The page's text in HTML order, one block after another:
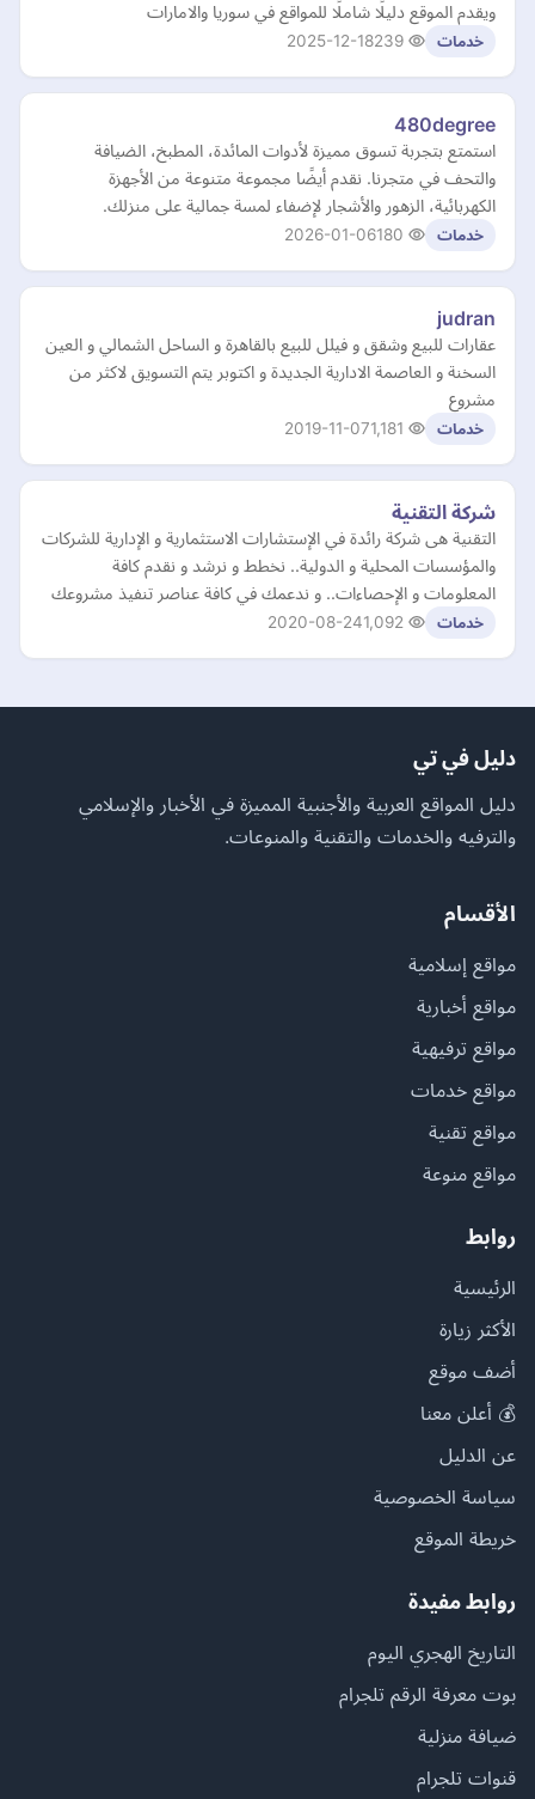
ويقدم الموقع دليلًا شاملًا للمواقع في سوريا والامارات
خدمات 2025-12-18
480degree
استمتع بتجربة تسوق مميزة لأدوات المائدة، المطبخ، الضيافة
والتحف في متجرنا. نقدم أيضًا مجموعة متنوعة من الأجهزة
الكهربائية، الزهور والأشجار لإضفاء لمسة جمالية على منزلك.
خدمات 2026-01-06
judran
عقارات للبيع وشقق و فيلل للبيع بالقاهرة و الساحل الشمالي و العين
السخنة و العاصمة الادارية الجديدة و اكتوبر يتم التسويق لاكثر من
مشروع
خدمات 2019-11-07
شركة التقنية
التقنية هى شركة رائدة في الإستشارات الاستثمارية و الإدارية للشركات
والمؤسسات المحلية و الدولية.. نخطط و نرشد و نقدم كافة
المعلومات و الإحصاءات.. و ندعمك في كافة عناصر تنفيذ مشروعك
خدمات 2020-08-24
دليل في تي
دليل المواقع العربية والأجنبية المميزة في الأخبار والإسلامي
والترفيه والخدمات والتقنية والمنوعات.
الأقسام
مواقع إسلامية
مواقع أخبارية
مواقع ترفيهية
مواقع خدمات
مواقع تقنية
مواقع منوعة
روابط
الرئيسية
الأكثر زيارة
أضف موقع
💰 أعلن معنا
عن الدليل
سياسة الخصوصية
خريطة الموقع
روابط مفيدة
التاريخ الهجري اليوم
بوت معرفة الرقم تلجرام
ضيافة منزلية
قنوات تلجرام